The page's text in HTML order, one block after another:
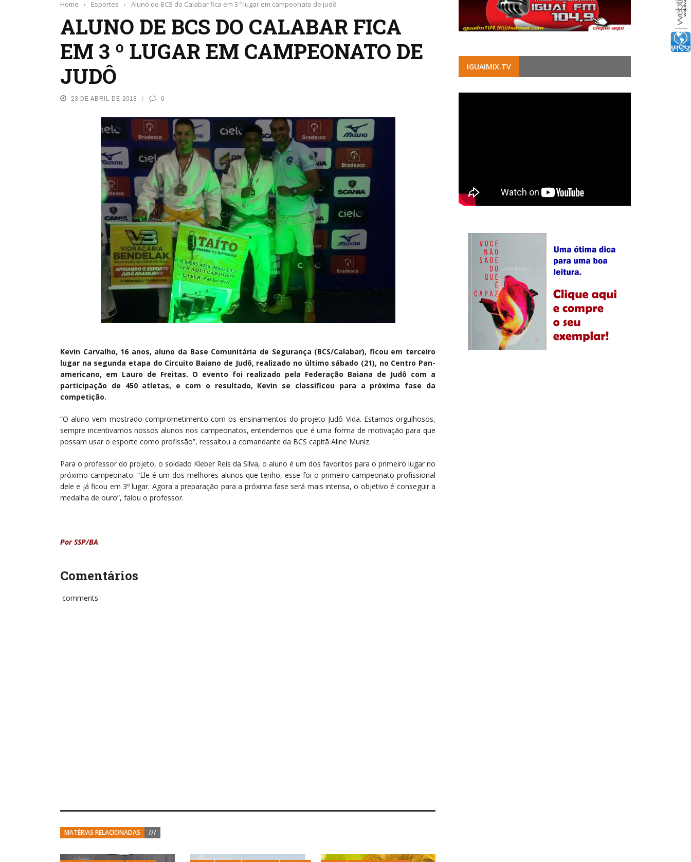
Home › Esportes › Aluno de BCS do Calabar fica em 3 º lugar em campeonato de judô
ALUNO DE BCS DO CALABAR FICA
EM 3 º LUGAR EM CAMPEONATO DE
JUDÔ
23 DE ABRIL DE 2018 0
Kevin Carvalho, 16 anos, aluno da Base Comunitária de Segurança (BCS/Calabar), ficou em terceiro
lugar na segunda etapa do Circuito Baiano de Judô, realizado no último sábado (21), no Centro Pan-
americano, em Lauro de Freitas. O evento foi realizado pela Federação Baiana de Judô com a
participação de 450 atletas, e com o resultado, Kevin se classificou para a próxima fase da
competição.
“O aluno vem mostrado comprometimento com os ensinamentos do projeto Judô Vida. Estamos orgulhosos,
sempre incentivamos nossos alunos nos campeonatos, entendemos que é uma forma de motivação para que
possam usar o esporte como profissão”, ressaltou a comandante da BCS capitã Aline Muniz.
Para o professor do projeto, o soldado Kleber Reis da Silva, o aluno é um dos favoritos para o primeiro lugar no
próximo campeonato. “Ele é um dos melhores alunos que tenho, esse foi o primeiro campeonato profissional
dele e já ficou em 3º lugar. Agora a preparação para a próxima fase será mais intensa, o objetivo é conseguir a
medalha de ouro”, falou o professor.
Por SSP/BA
Comentários
comments
MATÉRIAS RELACIONADAS ///
IGUAIMIX.TV